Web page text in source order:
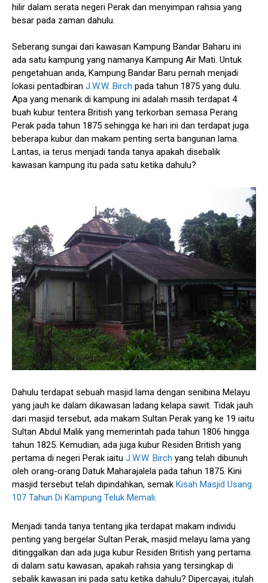
hilir dalam serata negeri Perak dan menyimpan rahsia yang
besar pada zaman dahulu.
Seberang sungai dari kawasan Kampung Bandar Baharu ini
ada satu kampung yang namanya Kampung Air Mati. Untuk
pengetahuan anda, Kampung Bandar Baru pernah menjadi
lokasi pentadbiran J.W.W. Birch pada tahun 1875 yang dulu.
Apa yang menarik di kampung ini adalah masih terdapat 4
buah kubur tentera British yang terkorban semasa Perang
Perak pada tahun 1875 sehingga ke hari ini dan terdapat juga
beberapa kubur dan makam penting serta bangunan lama.
Lantas, ia terus menjadi tanda tanya apakah disebalik
kawasan kampung itu pada satu ketika dahulu?
Dahulu terdapat sebuah masjid lama dengan senibina Melayu
yang jauh ke dalam dikawasan ladang kelapa sawit. Tidak jauh
dari masjid tersebut, ada makam Sultan Perak yang ke 19 iaitu
Sultan Abdul Malik yang memerintah pada tahun 1806 hingga
tahun 1825. Kemudian, ada juga kubur Residen British yang
pertama di negeri Perak iaitu J.W.W. Birch yang telah dibunuh
oleh orang-orang Datuk Maharajalela pada tahun 1875. Kini
masjid tersebut telah dipindahkan, semak Kisah Masjid Usang
107 Tahun Di Kampung Teluk Memali.
Menjadi tanda tanya tentang jika terdapat makam individu
penting yang bergelar Sultan Perak, masjid melayu lama yang
ditinggalkan dan ada juga kubur Residen British yang pertama
di dalam satu kawasan, apakah rahsia yang tersingkap di
sebalik kawasan ini pada satu ketika dahulu? Dipercayai, itulah